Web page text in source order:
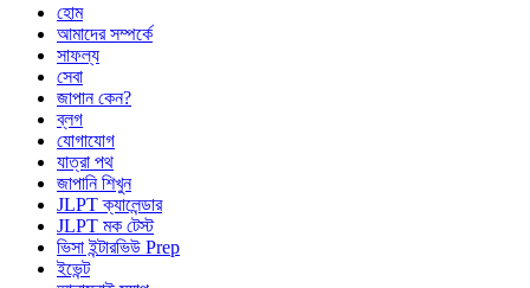
হোম
আমাদের সম্পর্কে
সাফল্য
সেবা
জাপান কেন?
ব্লগ
যোগাযোগ
যাত্রা পথ
জাপানি শিখুন
JLPT ক্যালেন্ডার
JLPT মক টেস্ট
ভিসা ইন্টারভিউ Prep
ইভেন্ট